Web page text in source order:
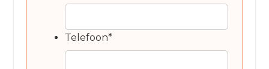
Telefoon*